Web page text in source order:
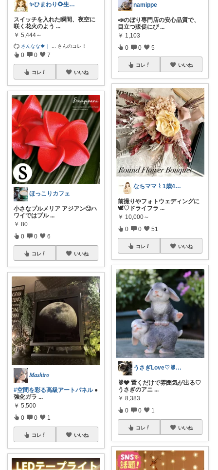
✨ひまわり🌻生活雑貨・純喫茶✨
スイッチを入れた瞬間、夜空に
咲く花火のよう ...
￥ 5,444～
さんなな🍁｜ さんのコレ！
0 0 7
コレ いいね
ほっこりカフェ
小さなプルメリア アジアン🙄ハ
ワイではプル ...
￥ 80
0 0 6
コレ いいね
𝑀𝑎𝑠ℎ𝑖𝑟𝑜
#空間を彩る高級アートパネル●
強化ガラ ...
￥ 5,500
0 0 1
コレ いいね
namippe
📣のぼり専門店の安心品質で、
目立つ販促にぴ ...
￥ 1,103
0 0 5
コレ いいね
なちママ ⌇ 1歳4歳ママ
前撮りやフォトウェディングに
🕊♡ドライフラ ...
￥ 10,000～
0 0 51
コレ いいね
うさぎLove♡🐰みーちゃん🐰
🐰🩶 置くだけで雰囲気が出る♡
うさぎのアニ ...
￥ 8,383
0 0 1
コレ いいね